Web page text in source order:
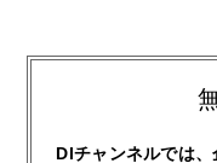
DIチャンネルでは